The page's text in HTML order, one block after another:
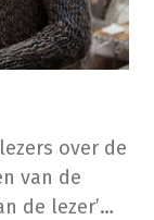
over de
van de
de lezer’